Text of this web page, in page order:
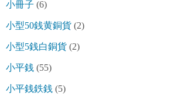
小冊子 (6)
小型50銭黄銅貨 (2)
小型5銭白銅貨 (2)
小平銭 (55)
小平銭鉄銭 (5)